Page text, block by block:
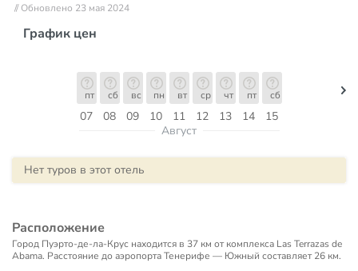
// Обновлено 23 мая 2024
График цен
07
пт
08
сб
09
вс
10
пн
11
вт
12
ср
13
чт
14
пт
15
сб
Август
Нет туров в этот отель
Расположение
Город Пуэрто-де-ла-Крус находится в 37 км от комплекса Las Terrazas de
Abama. Расстояние до аэропорта Тенерифе — Южный составляет 26 км.